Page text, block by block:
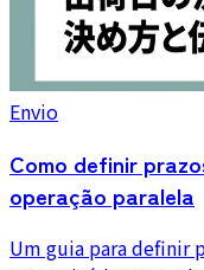
Envio
Como definir
operação paralela
Um guia para definir